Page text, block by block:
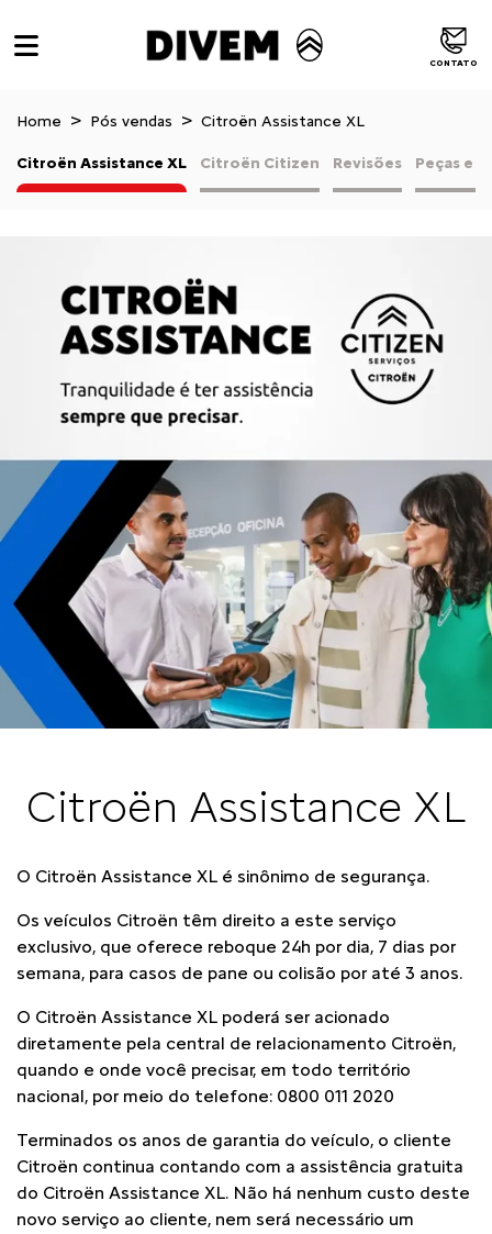
CONTATO
Home Pós vendas Citroën Assistance XL
Citroën Citizen Revisões Peças e
Citroën Assistance XL
Citroën Assistance XL
O Citroën Assistance XL é sinônimo de segurança.
Os veículos Citroën têm direito a este serviço
exclusivo, que oferece reboque 24h por dia, 7 dias por
semana, para casos de pane ou colisão por até 3 anos.
O Citroën Assistance XL poderá ser acionado
diretamente pela central de relacionamento Citroën,
quando e onde você precisar, em todo território
nacional, por meio do telefone: 0800 011 2020
Terminados os anos de garantia do veículo, o cliente
Citroën continua contando com a assistência gratuita
do Citroën Assistance XL. Não há nenhum custo deste
novo serviço ao cliente, nem será necessário um